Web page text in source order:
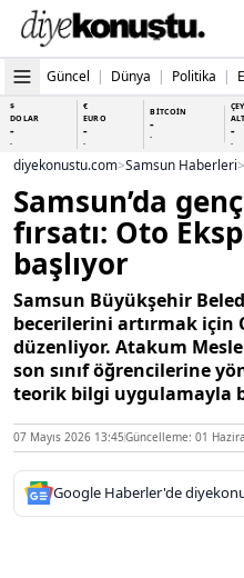
Güncel | Dünya | Politika |
$
DOLAR
-
-
€
EURO
-
-
BİTCOİN
-
- -
-
diyekonustu.com>Samsun Haberleri>
Samsun’da
fırsatı: Oto
başlıyor
Samsun Büyükşehir
becerilerini artırmak için
düzenliyor. Atakum
son sınıf öğrencilerine
teorik bilgi uygulamayla
07 Mayıs 2026 13:45Güncelleme: 01
Google Haberler'de